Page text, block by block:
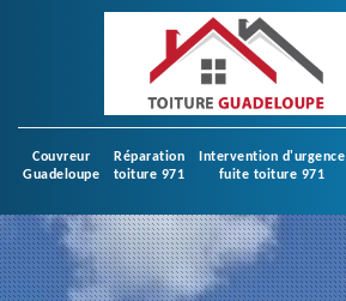
Couvreur
Guadeloupe
Réparation
toiture 971
Intervention d'urgence
fuite toiture 971